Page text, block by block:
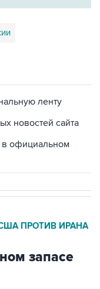
ленту
новостей сайта
в официальном
ПРОТИВ ИРАНА
запасе